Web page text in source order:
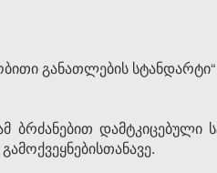
განათლების
ბრძანებით დამტკიცებული